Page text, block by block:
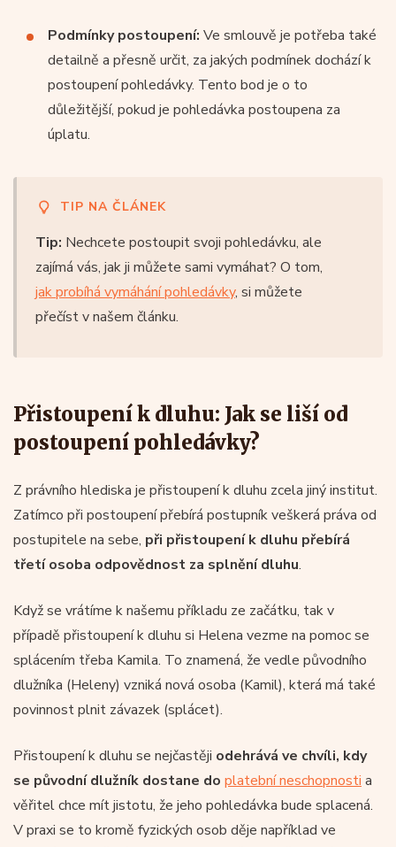
Podmínky postoupení: Ve smlouvě je potřeba také
detailně a přesně určit, za jakých podmínek dochází k
postoupení pohledávky. Tento bod je o to
důležitější, pokud je pohledávka postoupena za
úplatu.
TIP NA ČLÁNEK
Tip: Nechcete postoupit svoji pohledávku, ale
zajímá vás, jak ji můžete sami vymáhat? O tom,
jak probíhá vymáhání pohledávky, si můžete
přečíst v našem článku.
Přistoupení k dluhu: Jak se liší od
postoupení pohledávky?
Z právního hlediska je přistoupení k dluhu zcela jiný institut.
Zatímco při postoupení přebírá postupník veškerá práva od
postupitele na sebe, při přistoupení k dluhu přebírá
třetí osoba odpovědnost za splnění dluhu.
Když se vrátíme k našemu příkladu ze začátku, tak v
případě přistoupení k dluhu si Helena vezme na pomoc se
splácením třeba Kamila. To znamená, že vedle původního
dlužníka (Heleny) vzniká nová osoba (Kamil), která má také
povinnost plnit závazek (splácet).
Přistoupení k dluhu se nejčastěji odehrává ve chvíli, kdy
se původní dlužník dostane do platební neschopnosti a
věřitel chce mít jistotu, že jeho pohledávka bude splacená.
V praxi se to kromě fyzických osob děje například ve